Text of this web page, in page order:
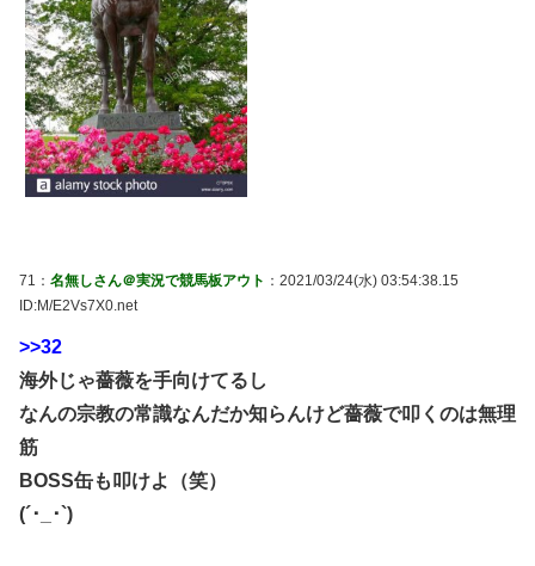
71： 名無しさん＠実況で競馬板アウト ：2021/03/24(水) 03:54:38.15
ID:M/E2Vs7X0.net
>>32
海外じゃ薔薇を手向けてるし
なんの宗教の常識なんだか知らんけど薔薇で叩くのは無理
筋
BOSS缶も叩けよ（笑）
(´･_･`)